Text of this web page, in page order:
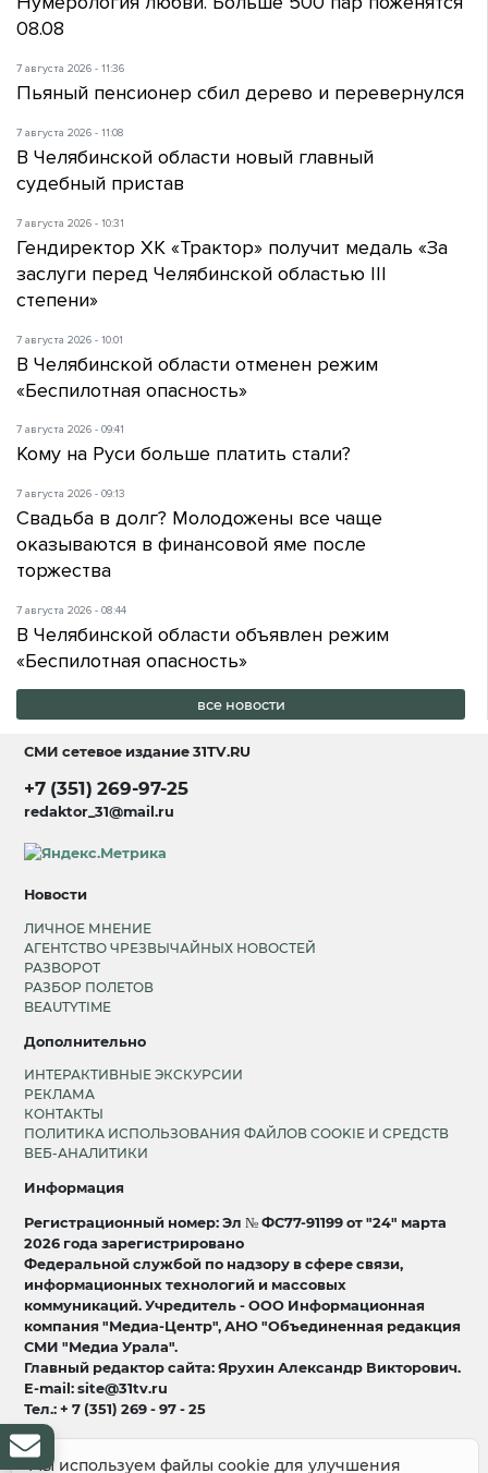
08.08
7 августа 2026 - 11:36
Пьяный пенсионер сбил дерево и перевернулся
7 августа 2026 - 11:08
В Челябинской области новый главный
судебный пристав
7 августа 2026 - 10:31
Гендиректор ХК «Трактор» получит медаль «За
заслуги перед Челябинской областью III
степени»
7 августа 2026 - 10:01
В Челябинской области отменен режим
«Беспилотная опасность»
7 августа 2026 - 09:41
Кому на Руси больше платить стали?
7 августа 2026 - 09:13
Свадьба в долг? Молодожены все чаще
оказываются в финансовой яме после
торжества
7 августа 2026 - 08:44
В Челябинской области объявлен режим
«Беспилотная опасность»
все новости
СМИ сетевое издание31TV.RU
+7 (351) 269-97-25
redaktor_31@mail.ru
Новости
ЛИЧНОЕ МНЕНИЕ
АГЕНТСТВО ЧРЕЗВЫЧАЙНЫХ НОВОСТЕЙ
РАЗВОРОТ
РАЗБОР ПОЛЕТОВ
BEAUTYTIME
Дополнительно
ИНТЕРАКТИВНЫЕ ЭКСКУРСИИ
РЕКЛАМА
КОНТАКТЫ
ПОЛИТИКА ИСПОЛЬЗОВАНИЯ ФАЙЛОВ COOKIE И СРЕДСТВ
ВЕБ-АНАЛИТИКИ
Информация
Регистрационный номер: Эл № ФС77-91199 от "24" марта
2026 года зарегистрировано
Федеральной службой по надзору в сфере связи,
информационных технологий и массовых
коммуникаций. Учредитель - ООО Информационная
компания "Медиа-Центр", АНО "Объединенная редакция
СМИ "Медиа Урала".
Главный редактор сайта: Ярухин Александр Викторович.
E-mail: site@31tv.ru
Тел.: + 7 (351) 269 - 97 - 25
18+
Мы используем файлы cookie для улучшения